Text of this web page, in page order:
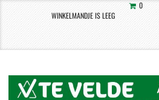
0
WINKELMANDJE IS LEEG